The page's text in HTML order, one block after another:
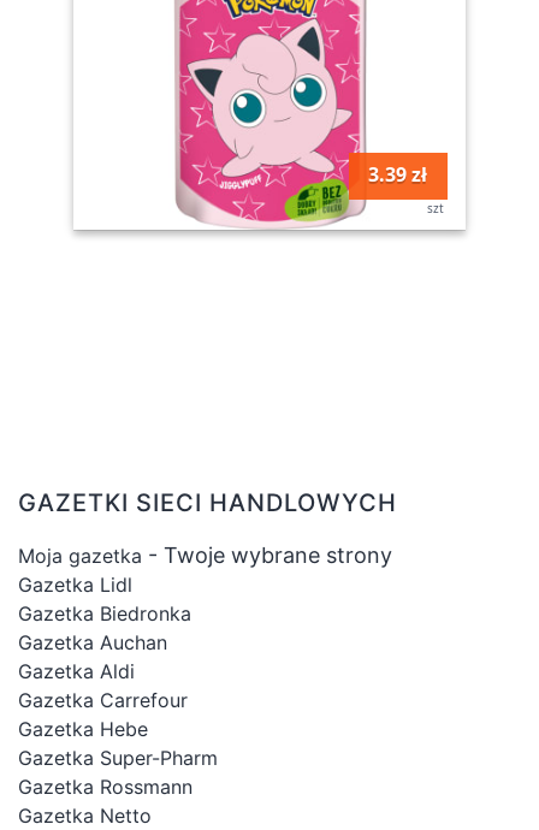
3.39 zł
szt
GAZETKI SIECI HANDLOWYCH
Moja gazetka - Twoje wybrane strony
Gazetka Lidl
Gazetka Biedronka
Gazetka Auchan
Gazetka Aldi
Gazetka Carrefour
Gazetka Hebe
Gazetka Super-Pharm
Gazetka Rossmann
Gazetka Netto